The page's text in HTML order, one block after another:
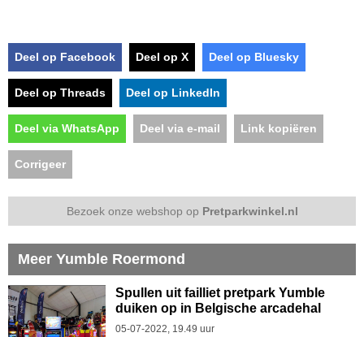
Deel op Facebook Deel op X Deel op Bluesky
Deel op Threads Deel op LinkedIn
Deel via WhatsApp Deel via e-mail Link kopiëren
Corrigeer
Bezoek onze webshop op Pretparkwinkel.nl
Meer Yumble Roermond
Spullen uit failliet pretpark Yumble
duiken op in Belgische arcadehal
05-07-2022, 19.49 uur